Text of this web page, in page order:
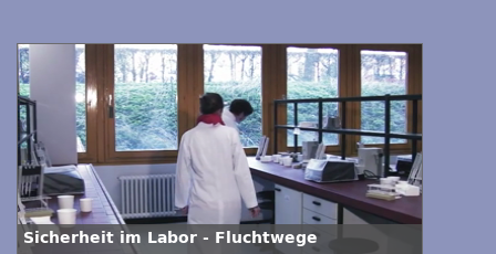
Sicherheit im Labor - Fluchtwege